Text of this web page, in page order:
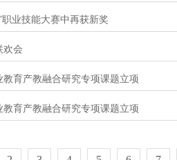
业技能大赛中再获新奖
欢会
育产教融合研究专项课题立项
育产教融合研究专项课题立项